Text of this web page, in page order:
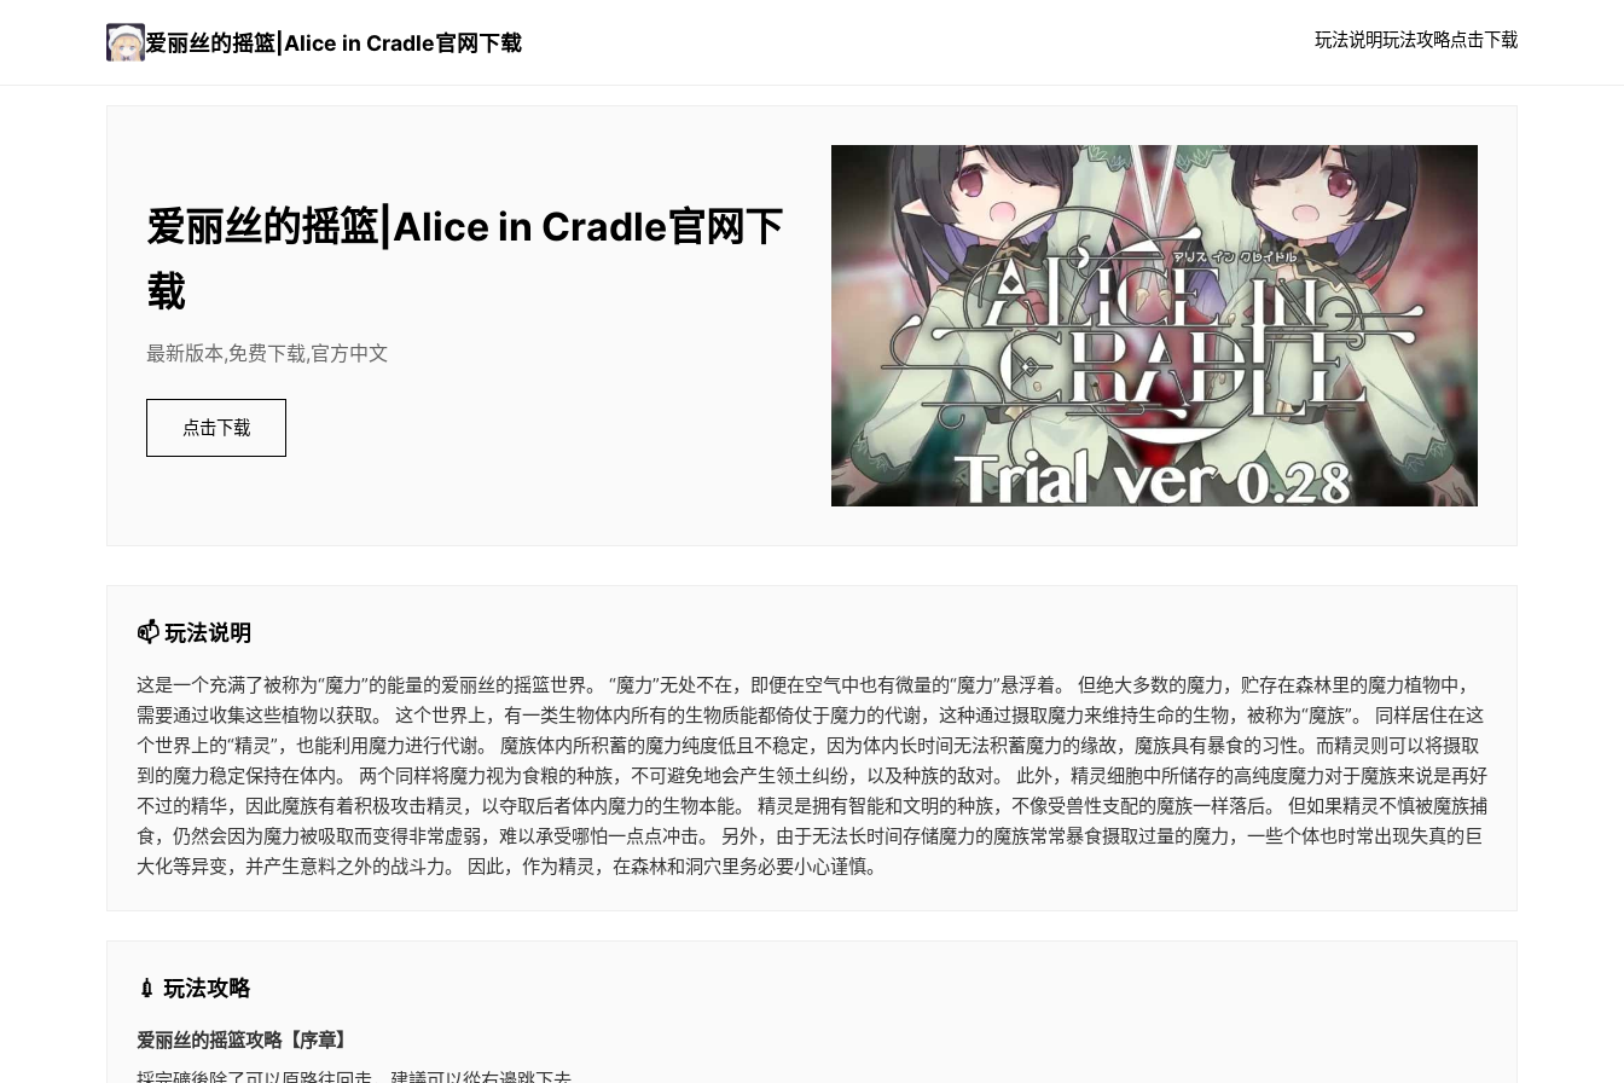
爱丽丝的摇篮|Alice in Cradle官网下载 玩法说明玩法攻略点击下载
爱丽丝的摇篮|Alice in Cradle官网下
载
最新版本,免费下载,官方中文
点击下载
📫 玩法说明
这是一个充满了被称为“魔力”的能量的爱丽丝的摇篮世界。 “魔力”无处不在，即便在空气中也有微量的“魔力”悬浮着。 但绝大多数的魔力，贮存在森林里的魔力植物中，
需要通过收集这些植物以获取。 这个世界上，有一类生物体内所有的生物质能都倚仗于魔力的代谢，这种通过摄取魔力来维持生命的生物，被称为“魔族”。 同样居住在这
个世界上的“精灵”，也能利用魔力进行代谢。 魔族体内所积蓄的魔力纯度低且不稳定，因为体内长时间无法积蓄魔力的缘故，魔族具有暴食的习性。而精灵则可以将摄取
到的魔力稳定保持在体内。 两个同样将魔力视为食粮的种族，不可避免地会产生领土纠纷，以及种族的敌对。 此外，精灵细胞中所储存的高纯度魔力对于魔族来说是再好
不过的精华，因此魔族有着积极攻击精灵，以夺取后者体内魔力的生物本能。 精灵是拥有智能和文明的种族，不像受兽性支配的魔族一样落后。 但如果精灵不慎被魔族捕
食，仍然会因为魔力被吸取而变得非常虚弱，难以承受哪怕一点点冲击。 另外，由于无法长时间存储魔力的魔族常常暴食摄取过量的魔力，一些个体也时常出现失真的巨
大化等异变，并产生意料之外的战斗力。 因此，作为精灵，在森林和洞穴里务必要小心谨慎。
💉 玩法攻略
爱丽丝的摇篮攻略【序章】